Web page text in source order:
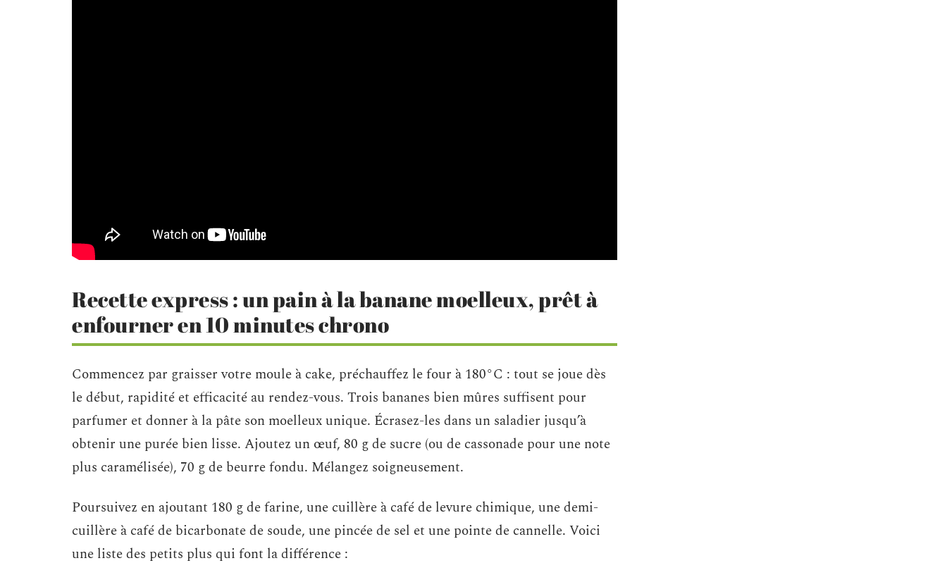
Recette express : un pain à la banane moelleux, prêt à
enfourner en 10 minutes chrono
Commencez par graisser votre moule à cake, préchauffez le four à 180°C : tout se joue dès
le début, rapidité et efficacité au rendez-vous. Trois bananes bien mûres suffisent pour
parfumer et donner à la pâte son moelleux unique. Écrasez-les dans un saladier jusqu’à
obtenir une purée bien lisse. Ajoutez un œuf, 80 g de sucre (ou de cassonade pour une note
plus caramélisée), 70 g de beurre fondu. Mélangez soigneusement.
Poursuivez en ajoutant 180 g de farine, une cuillère à café de levure chimique, une demi-
cuillère à café de bicarbonate de soude, une pincée de sel et une pointe de cannelle. Voici
une liste des petits plus qui font la différence :